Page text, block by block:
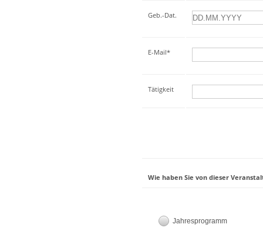
Geb.-Dat.
E-Mail*
Tätigkeit
Wie haben Sie von dieser
Jahresprogramm